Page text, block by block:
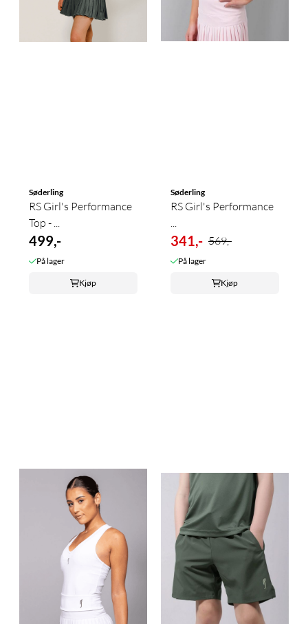
Søderling
RS Girl's Performance
Top - ...
499,-
På lager
Kjøp
Søderling
RS Girl's Performance
341,- 569,-
På lager
Kjøp